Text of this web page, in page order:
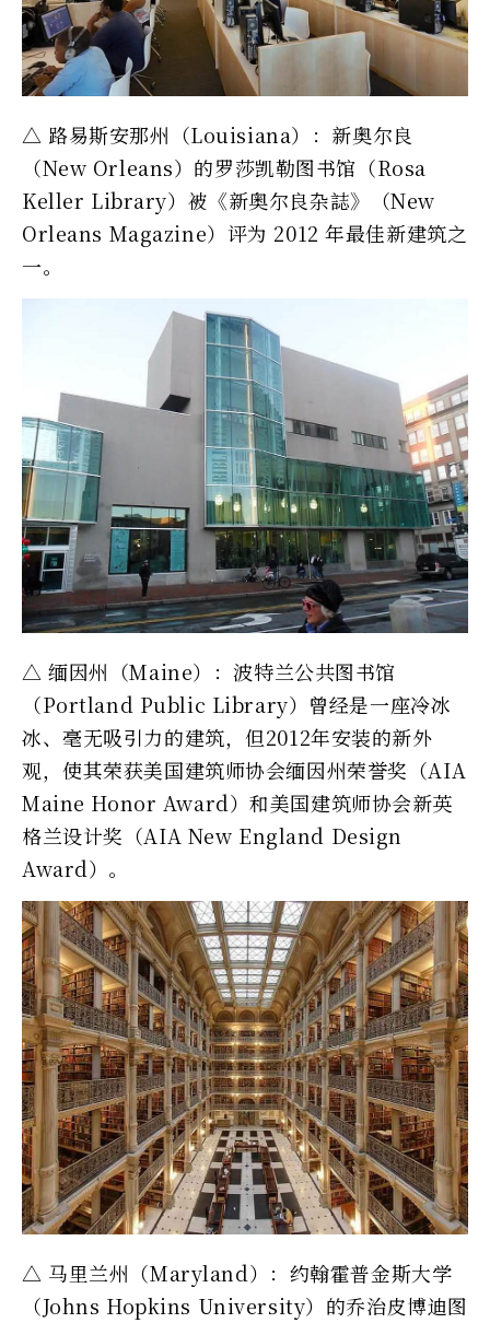
△ 路易斯安那州（Louisiana）：新奥尔良
（New Orleans）的罗莎凯勒图书馆（Rosa
Keller Library）被《新奥尔良杂誌》（New
Orleans Magazine）评为 2012 年最佳新建筑之
一。
△ 缅因州（Maine）：波特兰公共图书馆
（Portland Public Library）曾经是一座冷冰
冰、毫无吸引力的建筑，但2012年安装的新外
观，使其荣获美国建筑师协会缅因州荣誉奖（AIA
Maine Honor Award）和美国建筑师协会新英
格兰设计奖（AIA New England Design
Award）。
△ 马里兰州（Maryland）：约翰霍普金斯大学
（Johns Hopkins University）的乔治皮博迪图